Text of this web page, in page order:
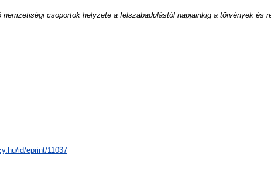
nemzetiségi csoportok helyzete a felszabadulástól napjainkig a törvények és
id/eprint/11037